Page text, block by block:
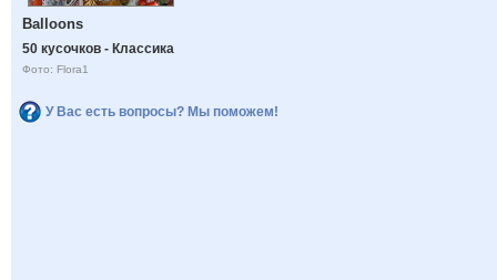
Balloons
50 кусочков - Классика
Фото: Flora1
У Вас есть вопросы? Мы поможем!